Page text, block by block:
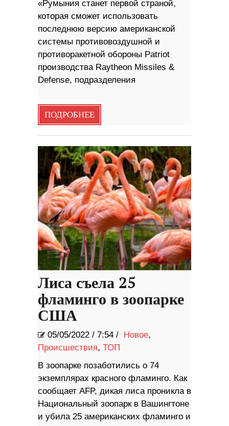
«Румыния станет первой страной,
которая сможет использовать
последнюю версию американской
системы противовоздушной и
противоракетной обороны Patriot
производства Raytheon Missiles &
Defense, подразделения
ПОДРОБНЕЕ
Лиса съела 25
фламинго в зоопарке
США
05/05/2022 / 7:54 / Новое,
Происшествия, ТОП
В зоопарке позаботились о 74
экземплярах красного фламинго. Как
сообщает AFP, дикая лиса проникла в
Национальный зоопарк в Вашингтоне
и убила 25 американских фламинго и